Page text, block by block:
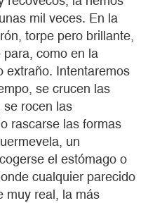
mil veces. En la
torpe pero brillante,
como en la
extraño. Intentaremos
se crucen las
se rocen las
rascarse las formas
un
el estómago o
cualquier parecido
muy real, la más